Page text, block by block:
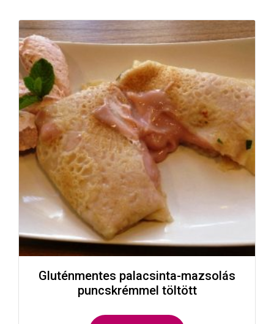
Gluténmentes palacsinta-mazsolás
puncskrémmel töltött